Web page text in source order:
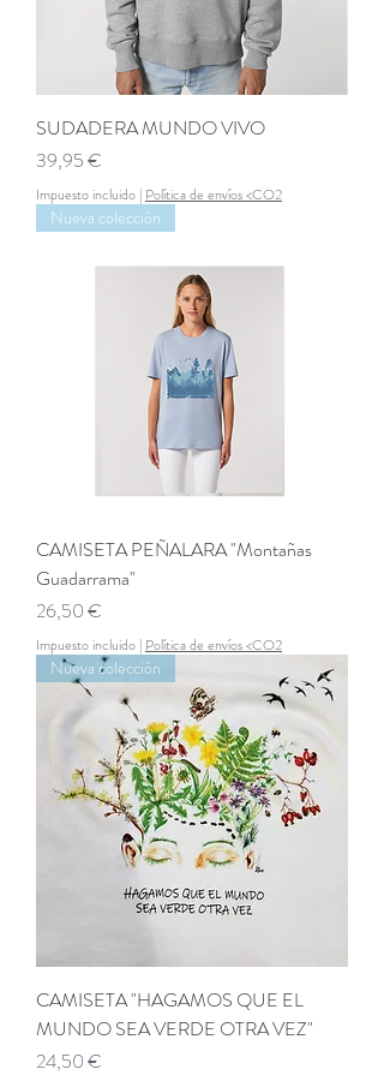
SUDADERA MUNDO VIVO
Precio
39,95 €
Impuesto incluido | Política de envíos <CO2
Nueva colección
CAMISETA PEÑALARA "Montañas
Guadarrama"
Precio
26,50 €
Impuesto incluido | Política de envíos <CO2
Nueva colección
CAMISETA "HAGAMOS QUE EL
MUNDO SEA VERDE OTRA VEZ"
Precio
24,50 €